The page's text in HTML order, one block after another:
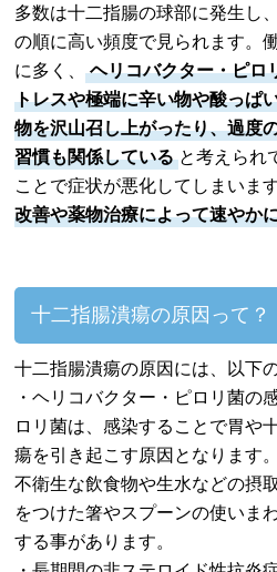
多数は十二指腸の球部に発生し
の順に高い頻度で見られます。
に多く、ヘリコバクター・ピロ
トレスや極端に辛い物や酸っぱ
物を沢山召し上がったり、過度
習慣も関係していると考えられ
ことで症状が悪化してしまいま
改善や薬物治療によって速やか
十二指腸潰瘍の原因って？
十二指腸潰瘍の原因には、以下
・ヘリコバクター・ピロリ菌の
ロリ菌は、感染することで胃や
瘍を引き起こす原因となります。
不衛生な飲食物や生水などの摂
をつけた箸やスプーンの使いま
する事があります。